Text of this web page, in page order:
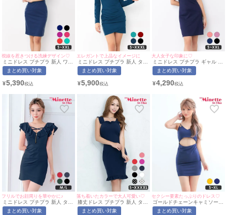
視線を惹きつける洗練デザイン♡
ミニドレス プチプラ 新人 ワン
ピース ノースリーブ 低身長 谷
間 リボン 背中魅せ ハートカッ
ー キャバドレス (れいたぴ着
myMinette/マイミネット
まとめ買い対象
¥5,390
エレガントで上品なイメージに
ミニドレス プチプラ 新人 タイ
ト 長袖 ワンピース 低身長 谷
間 スナック 同伴 袖ラップ ネ
着用/S〜XXXLサイズ対応) |
まとめ買い対象
¥5,900
大人女子な印象に♡
ミニドレス プチプラ ギャル タ
イト ホルターネック ラウンジ
低身長 谷間 背中魅せ リボン
ンプル ネイビー キャバドレス
まとめ買い対象
¥4,290
フリルでお顔周りを華やかに♪
ミニドレス プチプラ 新人 タイ
ト 半袖 低身長 谷間 フリル袖
ネイビー キャバドレス (せいせ
まとめ買い対象
落ち着いたカラーで大人可愛い♡
膝丈ドレス プチプラ 新人 タイ
ト ワンピース ノースリーブ 低
身長 胸元隠し 背中魅せ スクエ
まとめ買い対象
セクシー要素たっぷりのドレス♡
ゴールドチェーンキャミソール
ウエストカットプチプラタイト
ミニドレス (S~XLサイズ)(今井
まとめ買い対象